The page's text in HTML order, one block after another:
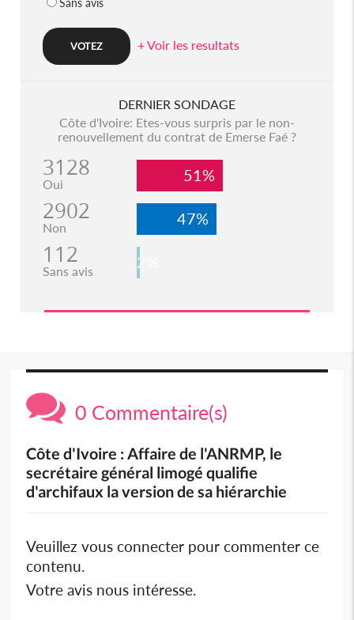
Sans avis
+ Voir les resultats
DERNIER SONDAGE
Côte d'Ivoire: Etes-vous surpris par le non-
renouvellement du contrat de Emerse Faé ?
3128
Oui 51%
2902
Non 47%
112
Sans avis 2%
0 Commentaire(s)
Côte d'Ivoire : Affaire de l'ANRMP, le
secrétaire général limogé qualifie
d'archifaux la version de sa hiérarchie
Veuillez vous connecter pour commenter ce
contenu.
Votre avis nous intéresse.